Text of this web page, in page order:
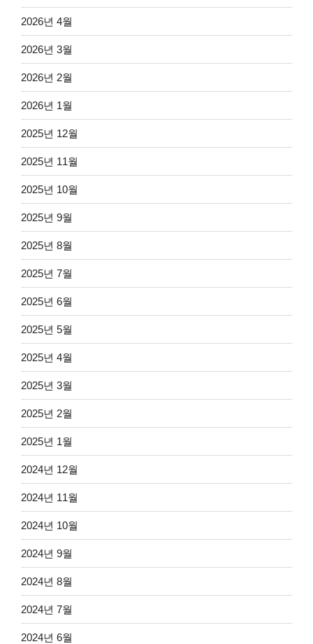
2026년 4월
2026년 3월
2026년 2월
2026년 1월
2025년 12월
2025년 11월
2025년 10월
2025년 9월
2025년 8월
2025년 7월
2025년 6월
2025년 5월
2025년 4월
2025년 3월
2025년 2월
2025년 1월
2024년 12월
2024년 11월
2024년 10월
2024년 9월
2024년 8월
2024년 7월
2024년 6월